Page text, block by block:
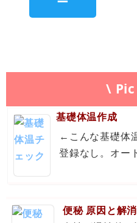
\
基礎体温作成
←こんな基礎体
登録なし。オー
便秘 原因と解